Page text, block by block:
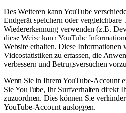
Des Weiteren kann YouTube
Endgerät speichern oder vergleichbare
Wiedererkennung verwenden (z.B.
diese Weise kann YouTube
Website erhalten. Diese Informationen
Videostatistiken zu erfassen, die
verbessern und Betrugsversuchen
Wenn Sie in Ihrem YouTube-Account
Sie YouTube, Ihr Surfverhalten direkt
zuzuordnen. Dies können Sie
YouTube-Account ausloggen.